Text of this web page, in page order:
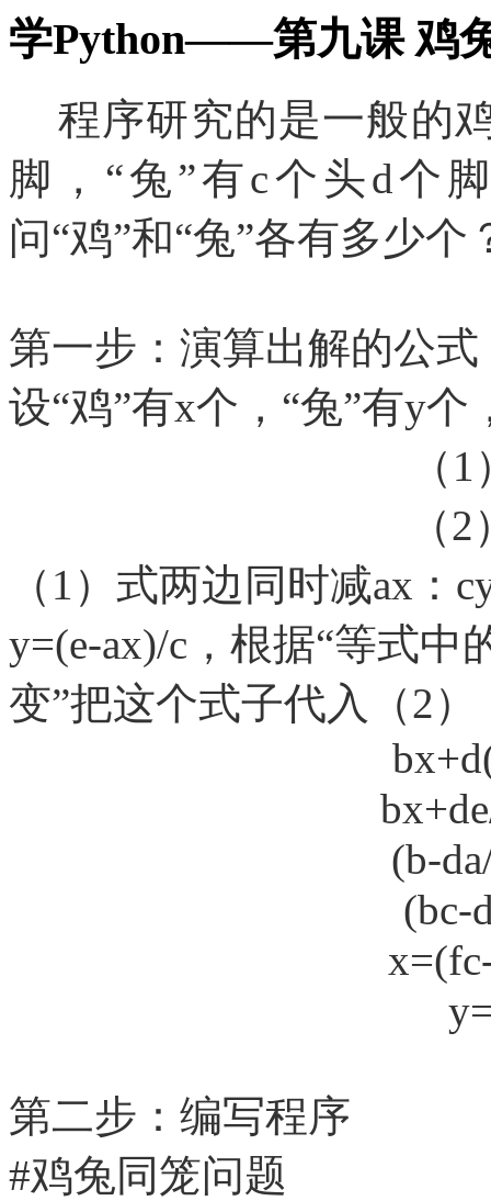
学Python——第九课 鸡
程序研究的是一般的
脚，“兔”有c个头d个
问“鸡”和“兔”各有多少个
第一步：演算出解的公式
设“鸡”有x个，“兔”有y
（ 1
（2
（ 1）式两边同时减ax：
y=(e-ax)/c，根据“等式
变”把这个式子代入（2）
(b-
(bc-
第二步：编写程序
#鸡兔同笼问题